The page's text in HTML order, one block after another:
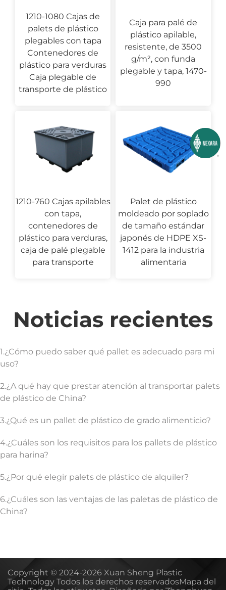
1210-1080 Cajas de
palets de plástico
plegables con tapa
Contenedores de
plástico para verduras
Caja plegable de
transporte de plástico
Caja para palé de
plástico apilable,
resistente, de 3500
g/m², con funda
plegable y tapa, 1470-
990
1210-760 Cajas apilables
con tapa,
contenedores de
plástico para verduras,
caja de palé plegable
para transporte
Palet de plástico
moldeado por soplado
de tamaño estándar
japonés de HDPE XS-
1412 para la industria
alimentaria
Noticias recientes
1.¿Cómo puedo saber qué pallet es adecuado para mi
uso?
2.¿A qué hay que prestar atención al transportar palets
de plástico de China?
3.¿Qué es un pallet de plástico de grado alimenticio?
4.¿Cuáles son los requisitos para los pallets de plástico
para harina?
5.¿Por qué elegir palets de plástico de alquiler?
6.¿Cuáles son las ventajas de las paletas de plástico de
China?
Copyright © 2024-2026 Xuan Sheng Plastic
Technology Todos los derechos reservadosMapa del